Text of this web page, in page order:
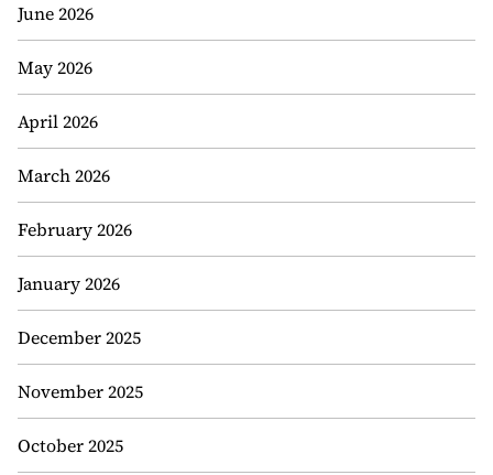
June 2026
May 2026
April 2026
March 2026
February 2026
January 2026
December 2025
November 2025
October 2025